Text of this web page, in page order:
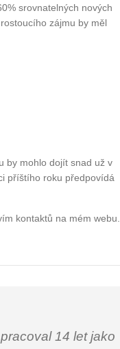
srovnatelných nových
zájmu by měl
by mohlo dojít snad už v
příštího roku předpovídá
kontaktů na mém webu.
14 let jako